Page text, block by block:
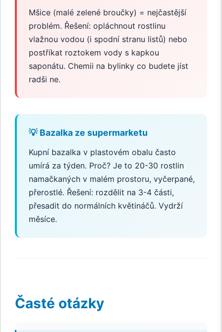
Mšice (malé zelené broučky) = nejčastější
problém. Řešení: opláchnout rostlinu
vlažnou vodou (i spodní stranu listů) nebo
postříkat roztokem vody s kapkou
saponátu. Chemii na bylinky co budete jíst
radši ne.
💡 Bazalka ze supermarketu
Kupní bazalka v plastovém obalu často
umírá za týden. Proč? Je to 20-30 rostlin
namačkaných v malém prostoru, vyčerpané,
přerostlé. Řešení: rozdělit na 3-4 části,
přesadit do normálních květináčů. Vydrží
měsíce.
Časté otázky